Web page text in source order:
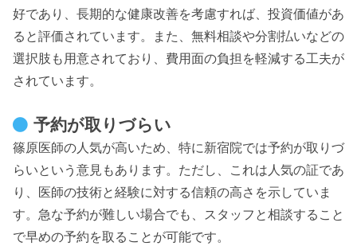
好であり、長期的な健康改善を考慮すれば、投資価値があ
ると評価されています。また、無料相談や分割払いなどの
選択肢も用意されており、費用面の負担を軽減する工夫が
されています。
予約が取りづらい
篠原医師の人気が高いため、特に新宿院では予約が取りづ
らいという意見もあります。ただし、これは人気の証であ
り、医師の技術と経験に対する信頼の高さを示していま
す。急な予約が難しい場合でも、スタッフと相談すること
で早めの予約を取ることが可能です。